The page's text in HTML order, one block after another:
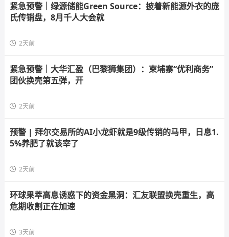
紧急预警｜绿源储能Green Source：披着新能源外衣的庞
氏传销盘，8月千人大会就
2天前
紧急预警｜大华汇盈（巴黎狮集团）：柬埔寨“优利商务”
团伙换壳第五弹，开
2天前
预警 | 拜尔交易所的AI小龙虾就是9级传销的马甲，日息1.
5%养肥了就该宰了
2天前
环球果萃高息诱惑下的资金黑洞：汇友联盟换壳重生，高
危期收割正在加速
3天前